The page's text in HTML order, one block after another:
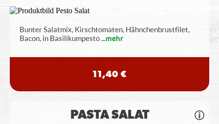
Bunter Salatmix, Kirschtomaten, Hähnchenbrustfilet,
Bacon, in Basilikumpesto...mehr
11,40 €
PASTA SALAT